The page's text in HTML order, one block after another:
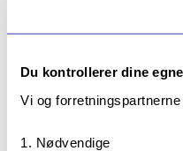
Du kontrollerer dine
Vi og
Nødvendige